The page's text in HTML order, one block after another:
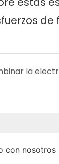
de
con nosotros